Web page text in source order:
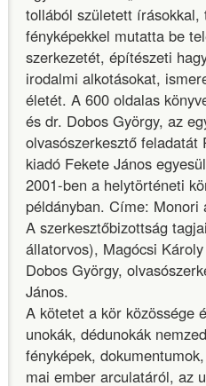
tollából született írásokkal,
fényképekkel mutatta be
szerkezetét, építészeti
irodalmi alkotásokat,
életét. A 600 oldalas
és dr. Dobos György, az
olvasószerkesztő
kiadó Fekete János
2001-ben a helytörténeti
példányban. Címe:
A szerkesztőbizottság
állatorvos), Magócsi
Dobos György,
János.
A kötetet a kör közössége
unokák, dédunokák
fényképek,
mai ember arculatáról, az